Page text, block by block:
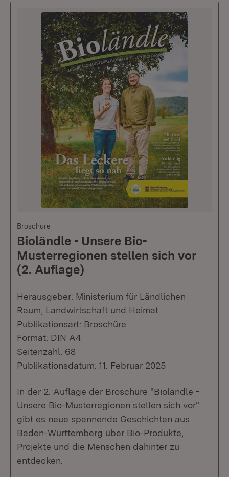
Broschüre
Bioländle - Unsere Bio-
Musterregionen stellen sich vor
(2. Auflage)
Herausgeber: Ministerium für Ländlichen
Raum, Landwirtschaft und Heimat
Publikationsart: Broschüre
Format: DIN A4
Seitenzahl: 68
Publikationsdatum: 11. Februar 2025
In der 2. Auflage der Broschüre "Bioländle -
Unsere Bio-Musterregionen stellen sich vor"
gibt es neue spannende Geschichten aus
Baden-Württemberg über Bio-Produkte,
Projekte und die Menschen dahinter zu
entdecken.